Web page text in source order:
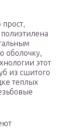
оболочку,
этот
из сшитого
теплых